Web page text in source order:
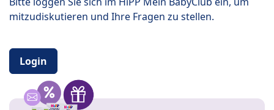
mitzudiskutieren und Ihre Fragen zu stellen.
Login